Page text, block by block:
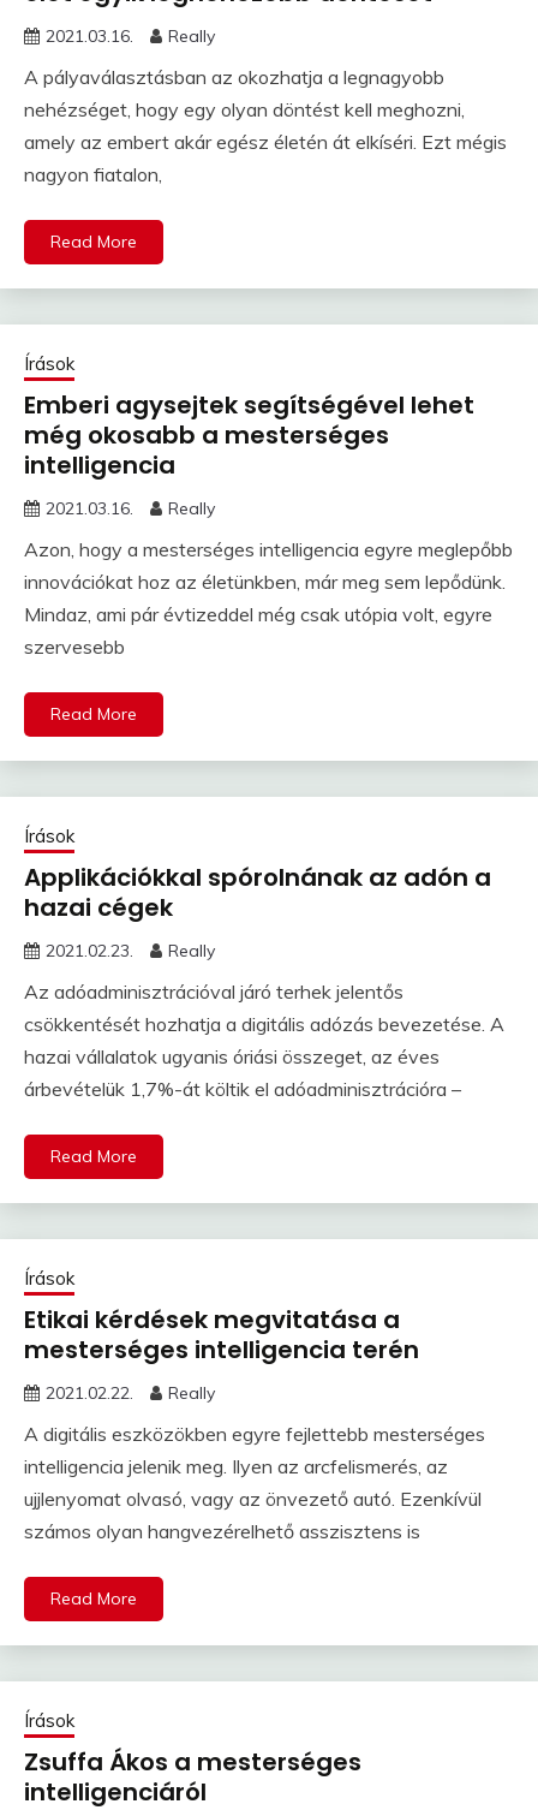
2021.03.16. Really
A pályaválasztásban az okozhatja a legnagyobb
nehézséget, hogy egy olyan döntést kell meghozni,
amely az embert akár egész életén át elkíséri. Ezt mégis
nagyon fiatalon,
Read More
Írások
Emberi agysejtek segítségével lehet
még okosabb a mesterséges
intelligencia
2021.03.16. Really
Azon, hogy a mesterséges intelligencia egyre meglepőbb
innovációkat hoz az életünkben, már meg sem lepődünk.
Mindaz, ami pár évtizeddel még csak utópia volt, egyre
szervesebb
Read More
Írások
Applikációkkal spórolnának az adón a
hazai cégek
2021.02.23. Really
Az adóadminisztrációval járó terhek jelentős
csökkentését hozhatja a digitális adózás bevezetése. A
hazai vállalatok ugyanis óriási összeget, az éves
árbevételük 1,7%-át költik el adóadminisztrációra –
Read More
Írások
Etikai kérdések megvitatása a
mesterséges intelligencia terén
2021.02.22. Really
A digitális eszközökben egyre fejlettebb mesterséges
intelligencia jelenik meg. Ilyen az arcfelismerés, az
ujjlenyomat olvasó, vagy az önvezető autó. Ezenkívül
számos olyan hangvezérelhető asszisztens is
Read More
Írások
Zsuffa Ákos a mesterséges
intelligenciáról